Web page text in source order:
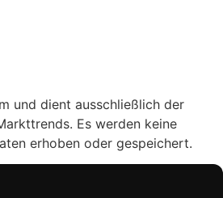
und dient ausschließlich der
Es werden keine
erhoben oder gespeichert.